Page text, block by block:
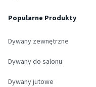
Popularne Produkty
Dywany zewnętrzne
Dywany do salonu
Dywany jutowe